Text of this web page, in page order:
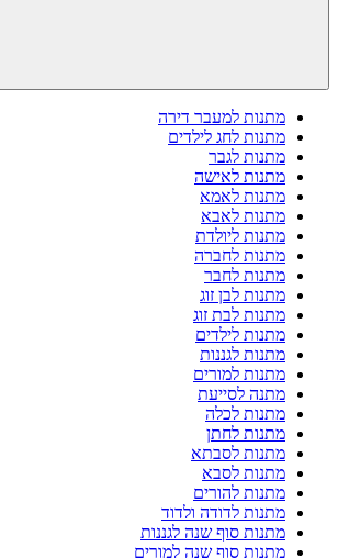
מתנות למעבר דירה
מתנות לחג לילדים
מתנות לגבר
מתנות לאישה
מתנות לאמא
מתנות לאבא
מתנות ליולדת
מתנות לחברה
מתנות לחבר
מתנות לבן זוג
מתנות לבת זוג
מתנות לילדים
מתנות לגננות
מתנות למורים
מתנה לסייעת
מתנות לכלה
מתנות לחתן
מתנות לסבתא
מתנות לסבא
מתנות להורים
מתנות לדודה ולדוד
מתנות סוף שנה לגננות
מתנות סוף שנה למורים